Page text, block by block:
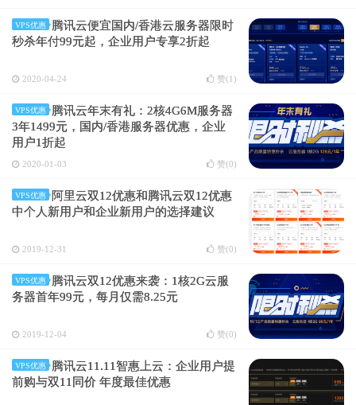
VPS优惠
腾讯云便宜国内/香港云服务器限时
秒杀年付99元起，企业用户专享2折起
2020-04-24 赞(1 )
VPS优惠
腾讯云年末有礼：2核4G6M服务器
3年1499元，国内/香港服务器优惠，企业
用户1折起
2020-01-03 赞(0)
VPS优惠
阿里云双12优惠和腾讯云双12优惠
中个人新用户和企业新用户的选择建议
2019-12-31 赞(0)
VPS优惠
腾讯云双12优惠来袭：1核2G云服
务器首年99元，每月仅需8.25元
2019-12-04 赞(0)
VPS优惠
腾讯云11.11智惠上云：企业用户提
前购与双11同价 年度最佳优惠